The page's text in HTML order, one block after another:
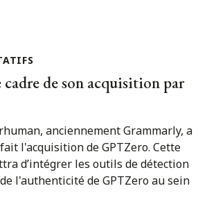
de son acquisition par
anciennement Grammarly, a
l'acquisition de GPTZero. Cette
d’intégrer les outils de détection
l'authenticité de GPTZero au sein